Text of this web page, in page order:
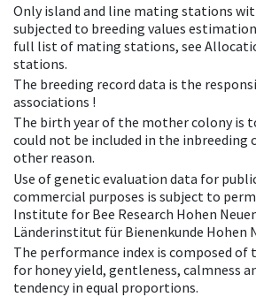
Only island and line mating stations
subjected to breeding values estimation
full list of mating stations, see
stations.
The breeding record data is the
associations !
The birth year of the mother colony is
could not be included in the inbreeding
other reason.
Use of genetic evaluation data for
commercial purposes is subject to
Institute for Bee Research Hohen
Länderinstitut für Bienenkunde Hohen
The performance index is composed of
for honey yield, gentleness, calmness
tendency in equal proportions.